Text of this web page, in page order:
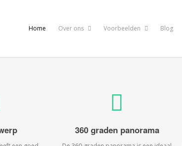
Home Over ons Voorbeelden Blog
360 graden panorama